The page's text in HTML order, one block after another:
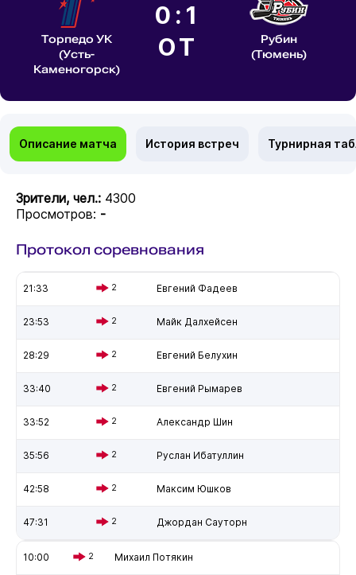
Торпедо УК
(Усть-
Каменогорск)
0:1
ОТ
Рубин
(Тюмень)
Описание матча История встреч Турнирная
Зрители, чел.: 4300
Просмотров: -
Протокол соревнования
21:33 2 Евгений Фадеев
23:53 2 Майк Далхейсен
28:29 2 Евгений Белухин
33:40 2 Евгений Рымарев
33:52 2 Александр Шин
35:56 2 Руслан Ибатуллин
42:58 2 Максим Юшков
47:31 2 Джордан Сауторн
10:00 2 Михаил Потякин